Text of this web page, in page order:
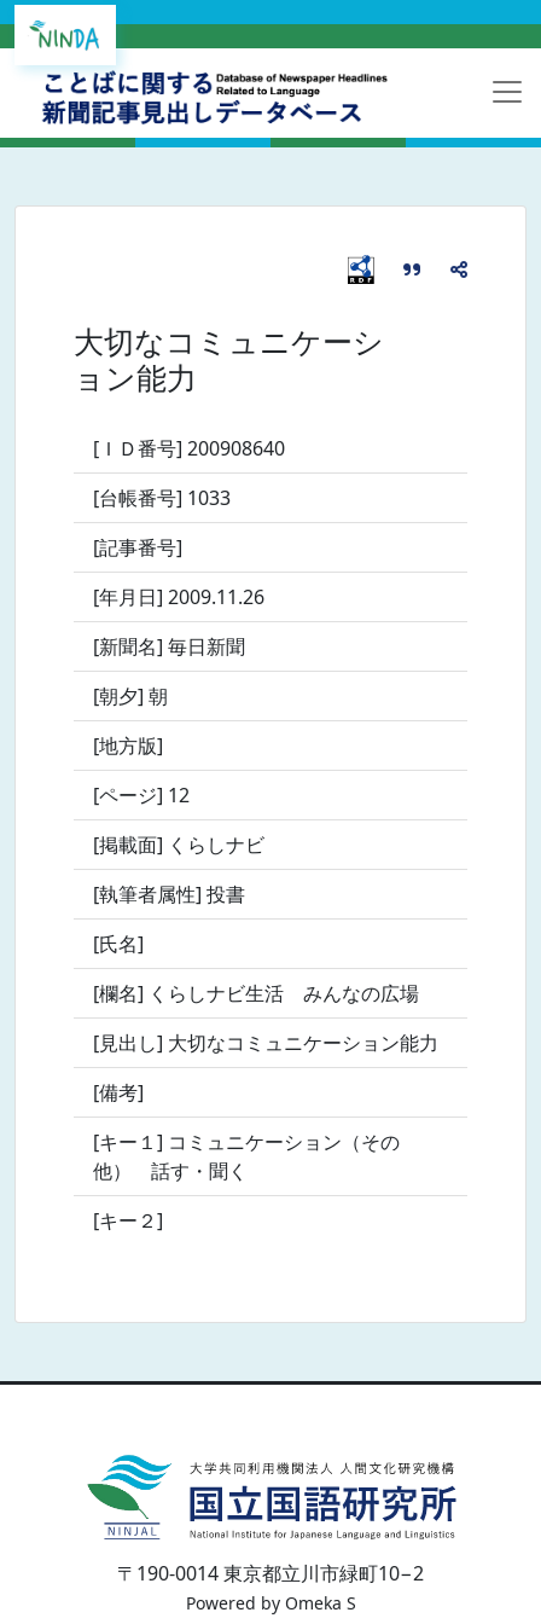
大切なコミュニケーシ
ョン能力
[ＩＤ番号] 200908640
[台帳番号] 1033
[記事番号]
[年月日] 2009.11.26
[新聞名] 毎日新聞
[朝夕] 朝
[地方版]
[ページ] 12
[掲載面] くらしナビ
[執筆者属性] 投書
[氏名]
[欄名] くらしナビ生活 みんなの広場
[見出し] 大切なコミュニケーション能力
[備考]
[キー１] コミュニケーション（その
他） 話す・聞く
[キー２]
〒190-0014 東京都立川市緑町10−2
Powered by Omeka S